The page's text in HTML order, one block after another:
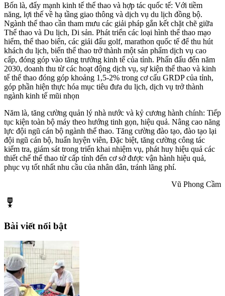
Bốn là, đẩy mạnh kinh tế thể thao và hợp tác quốc tế: Với tiềm
năng, lợi thế về hạ tầng giao thông và dịch vụ du lịch đồng bộ.
Ngành thể thao cần tham mưu các giải pháp gắn kết chặt chẽ giữa
Thể thao và Du lịch, Di sản. Phát triển các loại hình thể thao mạo
hiểm, thể thao biển, các giải đấu golf, marathon quốc tế để thu hút
khách du lịch, biến thể thao trở thành một sản phẩm dịch vụ cao
cấp, đóng góp vào tăng trưởng kinh tế của tỉnh. Phấn đấu đến năm
2030, doanh thu từ các hoạt động dịch vụ, sự kiện thể thao và kinh
tế thể thao đóng góp khoảng 1,5-2% trong cơ cấu GRDP của tỉnh,
góp phần hiện thực hóa mục tiêu đưa du lịch, dịch vụ trở thành
ngành kinh tế mũi nhọn
Năm là, tăng cường quản lý nhà nước và kỷ cương hành chính: Tiếp
tục kiện toàn bộ máy theo hướng tinh gọn, hiệu quả. Nâng cao năng
lực đội ngũ cán bộ ngành thể thao. Tăng cường đào tạo, đào tạo lại
đội ngũ cán bộ, huấn luyện viên, Đặc biệt, tăng cường công tác
kiểm tra, giám sát trong triển khai nhiệm vụ, phát huy hiệu quả các
thiết chế thể thao từ cấp tỉnh đến cơ sở được vận hành hiệu quả,
phục vụ tốt nhất nhu cầu của nhân dân, tránh lãng phí.
Vũ Phong Cầm
military_tech
Bài viết nổi bật